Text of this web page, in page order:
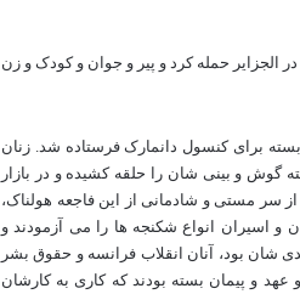
در الجزایر حمله کرد و پیر و جوان و کودک و زن
سر بسته برای کنسول دانمارک فرستاده شد. زنان
گوش و بینی شان را حلقه کشیده و در بازار
سر مستی و شادمانی از این فاجعه هولناک،
و اسیران انواع شکنجه ها را می آزمودند و
شان بود، آنان انقلاب فرانسه و حقوق بشر
عهد و پیمان بسته بودند که کاری به کارشان